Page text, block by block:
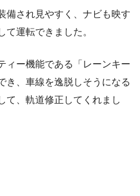
備され見やすく、ナビも映す
て運転できました。
ィー機能である「レーンキー
き、車線を逸脱しそうになる
て、軌道修正してくれまし